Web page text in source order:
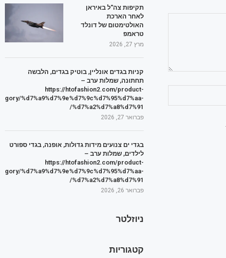
תקיפות צה"ל באיראן
לאחר הארכת
האולטימטום של דונלד
טראמפ
מרץ 27, 2026
קניות בגדים אונליין, בוטיק בגדים, הלבשה
תחתונה, שמלות ערב –
https://htofashion2.com/product-
%d7%a9%d7%9e%d7%9c%d7%95%d7%aa-
%d7%a2%d7%a8%d7%91/
פברואר 27, 2026
בגדי ים צנועים מידות גדולות, אופנה, בגדי ספורט
לילדים, שמלות ערב –
https://htofashion2.com/product-
%d7%a9%d7%9e%d7%9c%d7%95%d7%aa-
%d7%a2%d7%a8%d7%91/
פברואר 26, 2026
ניוזלטר
קטגוריות